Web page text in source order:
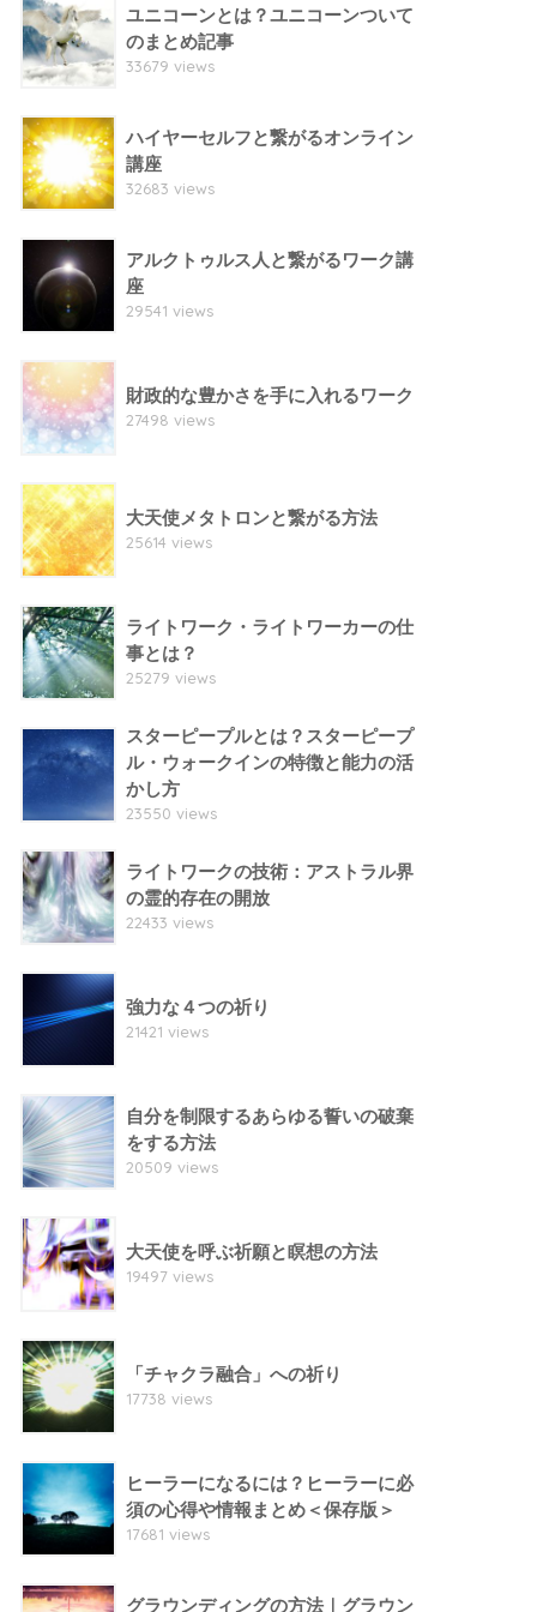
ユニコーンとは？ユニコーンついて
のまとめ記事
33679 views
ハイヤーセルフと繋がるオンライン
講座
32683 views
アルクトゥルス人と繋がるワーク講
座
29541 views
財政的な豊かさを手に入れるワーク
27498 views
大天使メタトロンと繋がる方法
25614 views
ライトワーク・ライトワーカーの仕
事とは？
25279 views
スターピープルとは？スターピープ
ル・ウォークインの特徴と能力の活
かし方
23550 views
ライトワークの技術：アストラル界
の霊的存在の開放
22433 views
強力な４つの祈り
21421 views
自分を制限するあらゆる誓いの破棄
をする方法
20509 views
大天使を呼ぶ祈願と瞑想の方法
19497 views
「チャクラ融合」への祈り
17738 views
ヒーラーになるには？ヒーラーに必
須の心得や情報まとめ＜保存版＞
17681 views
グラウンディングの方法｜グラウン